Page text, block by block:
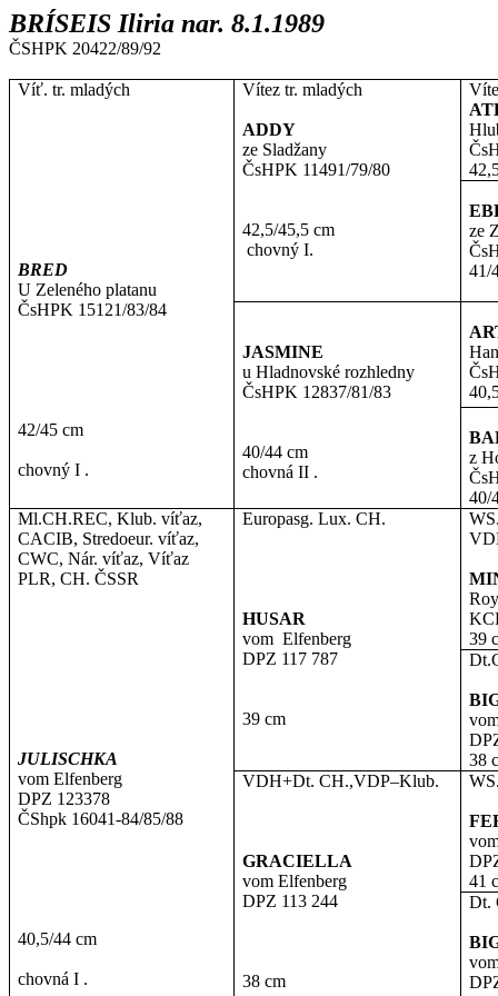
BRÍSEIS Iliria nar. 8.1.1989
ČSHPK 20422/89/92
Víť. tr. mladých
BRED
U Zeleného platanu
ČsHPK 15121/83/84
42/45 cm
chovný I .
Vítez tr. mladých
ADDY
ze Sladžany
ČsHPK 11491/79/80
42,5/45,5 cm
chovný I.
ze
41/
JASMINE
u Hladnovské rozhledny
ČsHPK 12837/81/83
40/44 cm
chovná II .
z
40/
Ml.CH.REC, Klub. víťaz,
CACIB, Stredoeur. víťaz,
CWC, Nár. víťaz, Víťaz
PLR, CH. ČSSR
JULISCHKA
vom Elfenberg
DPZ 123378
ČShpk 16041-84/85/88
40,5/44 cm
chovná I .
Europasg. Lux. CH.
HUSAR
vom Elfenberg
DPZ 117 787
39 cm
39
38
VDH+Dt. CH.,VDP–Klub.
GRACIELLA
vom Elfenberg
DPZ 113 244
38 cm
41
Dt.